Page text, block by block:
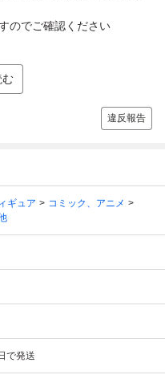
のでご確認ください
む
違反報告
ギュア
コミック、アニメ
で発送